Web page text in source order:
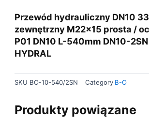
Przewód hydrauliczny DN10
zewnętrzny M22x15 prosta /
P01 DN10 L-540mm DN10-
HYDRAL
SKU BO-10-540/2SN Category B-O
Produkty powiązane